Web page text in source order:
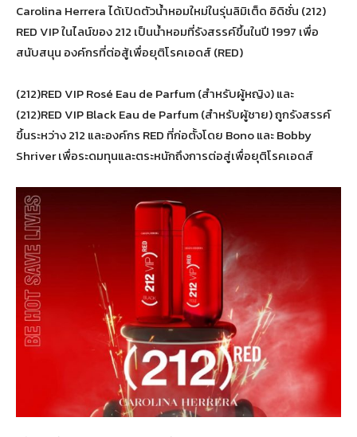
Carolina Herrera ได้เปิดตัวน้ำหอมใหม่ในรุ่นลิมิเต็ด อิดิชั่น (212)
RED VIP ในไลน์ของ 212 เป็นน้ำหอมที่รังสรรค์ขึ้นในปี 1997 เพื่อ
สนับสนุน องค์กรที่ต่อสู้เพื่อยุติโรคเอดส์ (RED)
(212)RED VIP Rosé Eau de Parfum (สำหรับผู้หญิง) และ
(212)RED VIP Black Eau de Parfum (สำหรับผู้ชาย) ถูกรังสรรค์
ขึ้นระหว่าง 212 และองค์กร RED ที่ก่อตั้งโดย Bono และ Bobby
Shriver เพื่อระดมทุนและตระหนักถึงการต่อสู่เพื่อยุติโรคเอดส์